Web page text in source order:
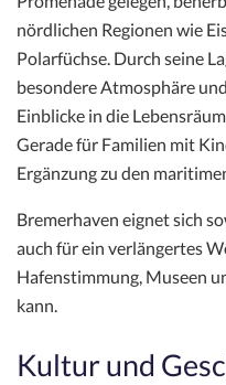
nördlichen Regionen wie
Polarfüchse. Durch seine
besondere Atmosphäre
Einblicke in die
Gerade für Familien mit
Ergänzung zu den
Bremerhaven eignet sich
auch für ein verlängertes
Hafenstimmung, Museen
kann.
Kultur und